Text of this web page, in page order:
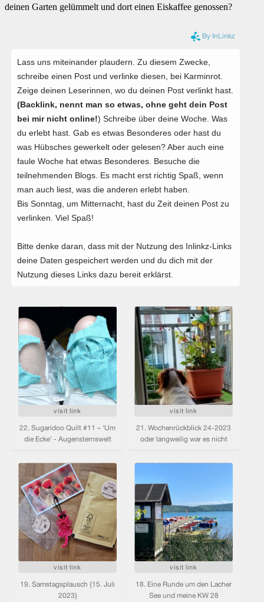
deinen Garten gelümmelt und dort einen Eiskaffee genossen?